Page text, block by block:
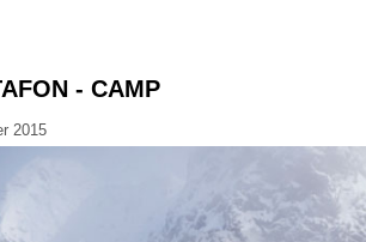
- CAMP
2015